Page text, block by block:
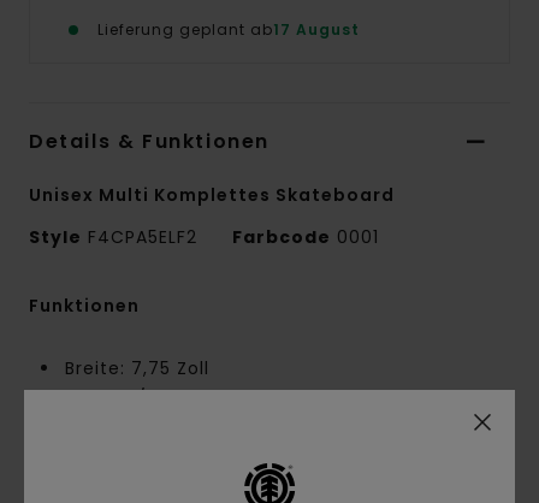
Lieferung geplant ab17 August
Details & Funktionen
Unisex Multi Komplettes Skateboard
Style F4CPA5ELF2 Farbcode 0001
Funktionen
Breite: 7,75 Zoll
Rohe 5,0 Zoll Achsen von Element mit weißen
Alle Komplettboards umfassen: